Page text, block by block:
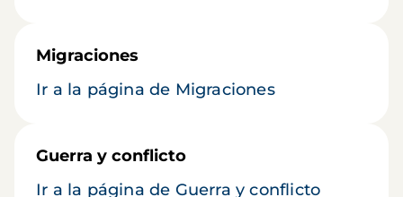
Migraciones
Ir a la página de Migraciones
Guerra y conflicto
Ir a la página de Guerra y conflicto